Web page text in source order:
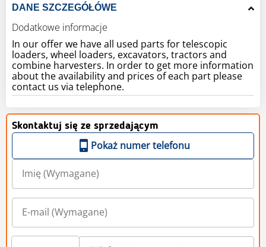
DANE SZCZEGÓŁÓWE
Dodatkowe informacje
In our offer we have all used parts for telescopic
loaders, wheel loaders, excavators, tractors and
combine harvesters. In order to get more information
about the availability and prices of each part please
contact us via telephone.
Skontaktuj się ze sprzedającym
Pokaż numer telefonu